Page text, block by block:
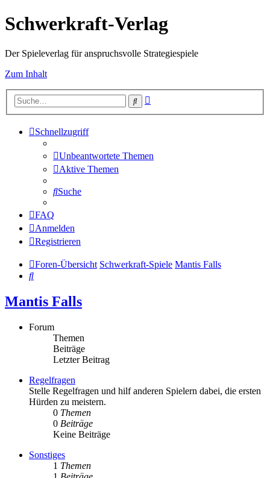
Schwerkraft-Verlag
Der Spieleverlag für anspruchsvolle Strategiespiele
Zum Inhalt
Suche
Schnellzugriff
Unbeantwortete Themen
Aktive Themen
Suche
FAQ
Anmelden
Registrieren
Foren-Übersicht Schwerkraft-Spiele Mantis Falls
Suche
Mantis Falls
Forum
Themen
Beiträge
Letzter Beitrag
Regelfragen
Stelle Regelfragen und hilf anderen Spielern dabei, die ersten
Hürden zu meistern.
0 Themen
0 Beiträge
Keine Beiträge
Sonstiges
1 Themen